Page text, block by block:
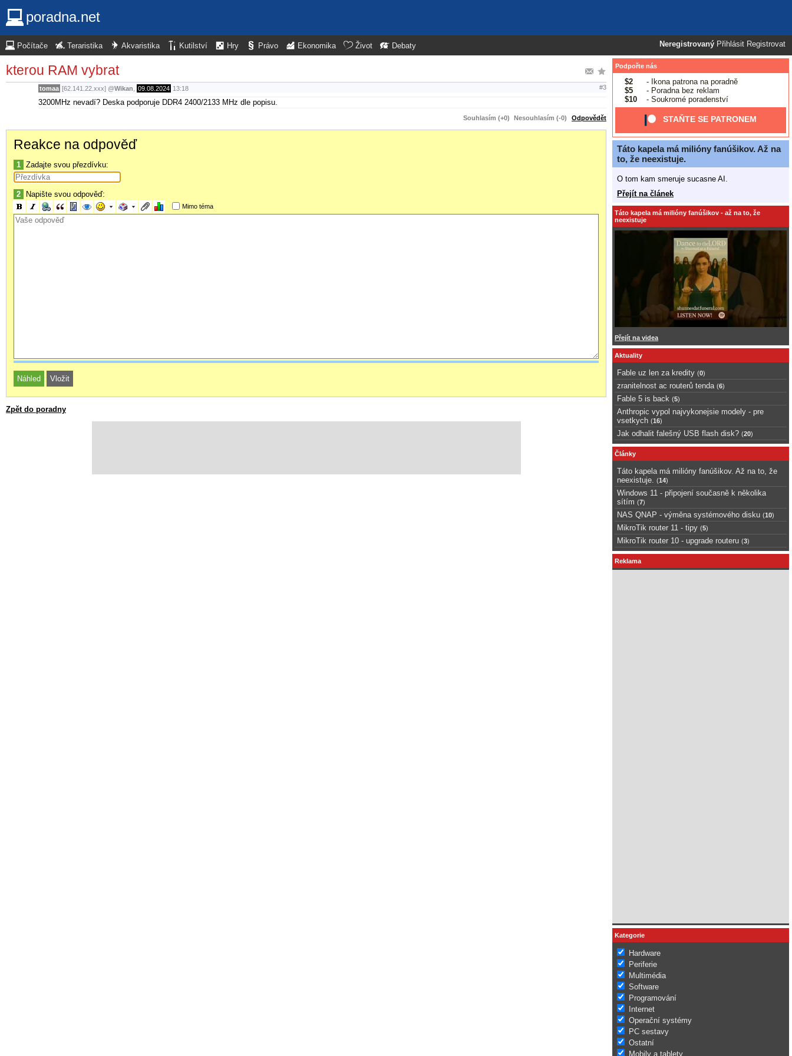
poradna.net
Neregistrovaný Přihlásit Registrovat
Počítače Teraristika Akvaristika Kutilství Hry Právo Ekonomika Život Debaty
kterou RAM vybrat
tomaa [62.141.22.xxx] @Wikan 09.08.2024 13:18 #3
3200MHz nevadí? Deska podporuje DDR4 2400/2133 MHz dle popisu.
Souhlasím (+0) Nesouhlasím (-0) Odpovědět
Reakce na odpověď
1 Zadajte svou přezdívku:
2 Napište svou odpověď:
Mimo téma
Zpět do poradny
Podpořte nás
$2
- Ikona patrona na poradně
$5
- Poradna bez reklam
$10
- Soukromé poradenství
STAŇTE SE PATRONEM
Táto kapela má milióny fanúšikov. Až na
to, že neexistuje.
O tom kam smeruje sucasne AI.
Přejít na článek
Táto kapela má milióny fanúšikov - až na to, že
neexistuje
Přejít na videa
Aktuality
Fable uz len za kredity (0)
zranitelnost ac routerů tenda (6)
Fable 5 is back (5)
Anthropic vypol najvykonejsie modely - pre
vsetkych (16)
Jak odhalit falešný USB flash disk? (20)
Články
Táto kapela má milióny fanúšikov. Až na to, že
neexistuje.
(14)
Windows 11 - připojení současně k několika
sítím (7)
NAS QNAP - výměna systémového disku (10)
MikroTik router 11 - tipy (5)
MikroTik router 10 - upgrade routeru (3)
Reklama
Kategorie
Hardware
Periferie
Multimédia
Software
Programování
Internet
Operační systémy
PC sestavy
Ostatní
Mobily a tablety